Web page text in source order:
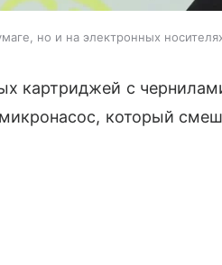
но и на электронных
картриджей с
который